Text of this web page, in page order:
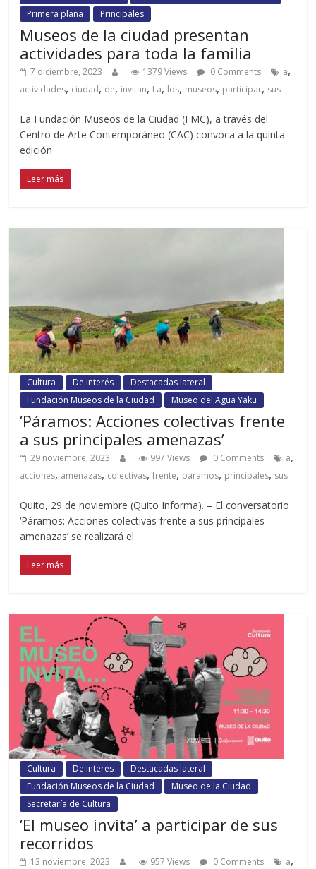
Primera plana
Principales
Museos de la ciudad presentan
actividades para toda la familia
7 diciembre, 2023 1379 Views 0 Comments a,
actividades, ciudad, de, invitan, La, los, museos, participar, sus
La Fundación Museos de la Ciudad (FMC), a través del
Centro de Arte Contemporáneo (CAC) convoca a la quinta
edición
Leer más
Cultura De interés
Destacadas lateral
Fundación Museos de la Ciudad
Museo del Agua Yaku
‘Páramos: Acciones colectivas frente
a sus principales amenazas’
29 noviembre, 2023 997 Views 0 Comments a,
acciones, amenazas, colectivas,frente, paramos, principales, sus
Quito, 29 de noviembre (Quito Informa). – El conversatorio
‘Páramos: Acciones colectivas frente a sus principales
amenazas’ se realizará el
Leer más
Cultura De interés
Destacadas lateral
Fundación Museos de la Ciudad
Museo de la Ciudad
Secretaría de Cultura
‘El museo invita’ a participar de sus
recorridos
13 noviembre, 2023 957 Views 0 Comments a,